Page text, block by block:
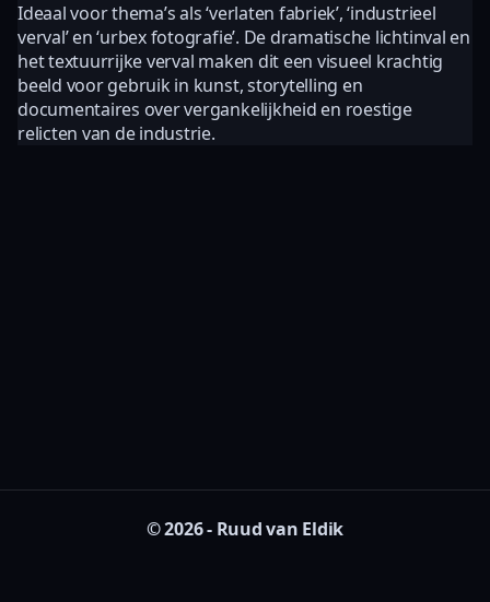
Ideaal voor thema’s als ‘verlaten fabriek’, ‘industrieel
verval’ en ‘urbex fotografie’. De dramatische lichtinval en
het textuurrijke verval maken dit een visueel krachtig
beeld voor gebruik in kunst, storytelling en
documentaires over vergankelijkheid en roestige
relicten van de industrie.
© 2026 - Ruud van Eldik